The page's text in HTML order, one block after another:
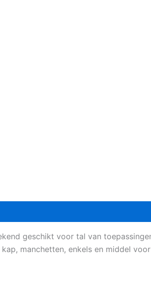
geschikt voor tal van
manchetten, enkels en middel